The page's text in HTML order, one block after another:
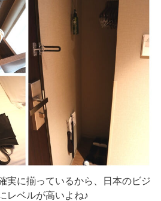
実に揃っているから、日本のビジ
レベルが高いよね♪